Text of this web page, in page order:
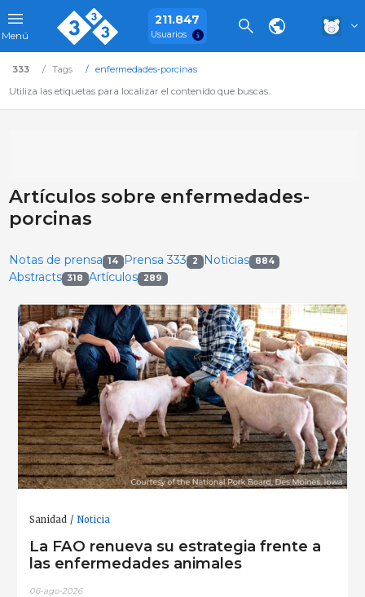
Menú
211.847
Usuarios
333 Tags
enfermedades-porcinas
Utiliza las etiquetas para localizar el contenido que buscas.
Artículos sobre enfermedades-
porcinas
Notas de prensa 14 Prensa 333 2 Noticias 884
Abstracts 318 Artículos 289
Sanidad Noticia
La FAO renueva su estrategia frente a
las enfermedades animales
06-ago-2026